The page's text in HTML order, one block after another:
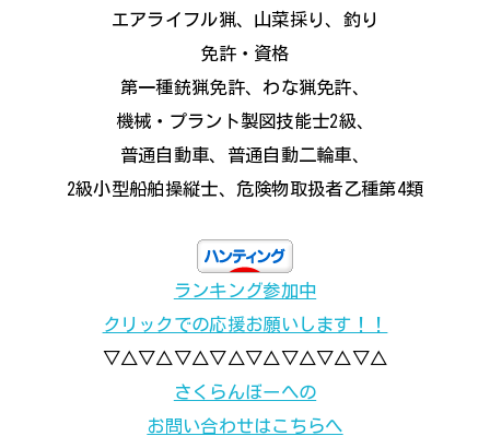
エアライフル猟、山菜採り、釣り
免許・資格
第一種銃猟免許、わな猟免許、
機械・プラント製図技能士2級、
普通自動車、普通自動二輪車、
2級小型船舶操縦士、危険物取扱者乙種第4類
ランキング参加中
クリックでの応援お願いします！！
▽△▽△▽△▽△▽△▽△▽△▽△
さくらんぼーへの
お問い合わせはこちらへ